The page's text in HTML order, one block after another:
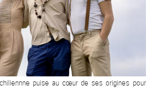
puise au cœur de ses origines pour